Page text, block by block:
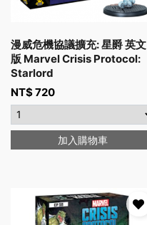
漫威危機協議擴充: 星爵 英文
版 Marvel Crisis Protocol:
Starlord
NT$720
加入購物車